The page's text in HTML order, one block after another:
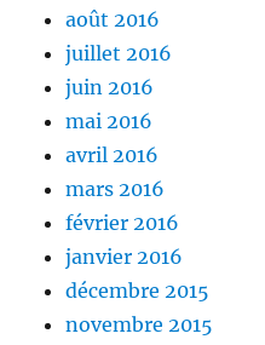
août 2016
juillet 2016
juin 2016
mai 2016
avril 2016
mars 2016
février 2016
janvier 2016
décembre 2015
novembre 2015